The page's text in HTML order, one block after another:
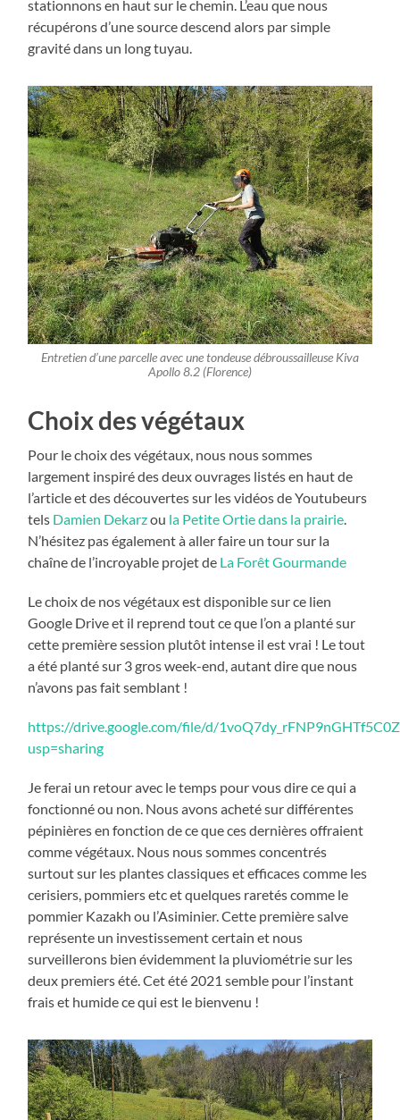
stationnons en haut sur le chemin. L’eau que nous
récupérons d’une source descend alors par simple
gravité dans un long tuyau.
Entretien d’une parcelle avec une tondeuse débroussailleuse Kiva
Apollo 8.2 (Florence)
Choix des végétaux
Pour le choix des végétaux, nous nous sommes
largement inspiré des deux ouvrages listés en haut de
l’article et des découvertes sur les vidéos de Youtubeurs
tels Damien Dekarzou la Petite Ortie dans la prairie.
N’hésitez pas également à aller faire un tour sur la
chaîne de l’incroyable projet de La Forêt Gourmande
Le choix de nos végétaux est disponible sur ce lien
Google Drive et il reprend tout ce que l’on a planté sur
cette première session plutôt intense il est vrai ! Le tout
a été planté sur 3 gros week-end, autant dire que nous
n’avons pas fait semblant !
https://drive.google.com/file/d/
usp=sharing
Je ferai un retour avec le temps pour vous dire ce qui a
fonctionné ou non. Nous avons acheté sur différentes
pépinières en fonction de ce que ces dernières offraient
comme végétaux. Nous nous sommes concentrés
surtout sur les plantes classiques et efficaces comme les
cerisiers, pommiers etc et quelques raretés comme le
pommier Kazakh ou l’Asiminier. Cette première salve
représente un investissement certain et nous
surveillerons bien évidemment la pluviométrie sur les
deux premiers été. Cet été 2021 semble pour l’instant
frais et humide ce qui est le bienvenu !